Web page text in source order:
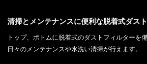
清掃とメンテナンスに便利な脱着式ダス
トップ、ボトムに脱着式のダストフィルターを
日々のメンテナンスや水洗い清掃が行えます。